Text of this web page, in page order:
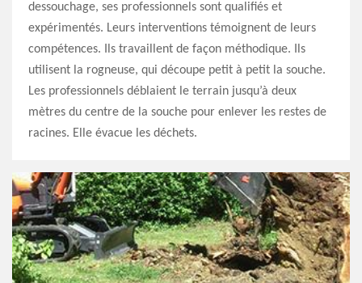
dessouchage, ses professionnels sont qualifiés et
expérimentés. Leurs interventions témoignent de leurs
compétences. Ils travaillent de façon méthodique. Ils
utilisent la rogneuse, qui découpe petit à petit la souche.
Les professionnels déblaient le terrain jusqu’à deux
mètres du centre de la souche pour enlever les restes de
racines. Elle évacue les déchets.